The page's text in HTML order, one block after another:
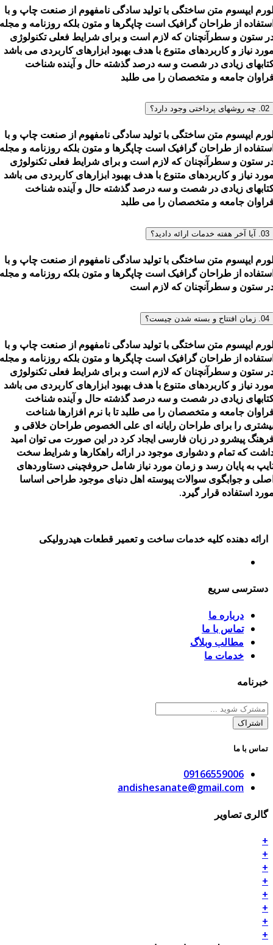
ایپسوم متن ساختگی با تولید سادگی نامفهوم از صنعت چاپ و با
از طراحان گرافیک است چاپگرها و متون بلکه روزنامه و مجله
ستون و سطرآنچنان که لازم است و برای شرایط فعلی تکنولوژی
نیاز و کاربردهای متنوع با هدف بهبود ابزارهای کاربردی می باشد
زیادی در شصت و سه درصد گذشته حال و آینده شناخت
جامعه و متخصصان را می طلبد
02. چه روشهای پرداختی وجود دارد؟
ایپسوم متن ساختگی با تولید سادگی نامفهوم از صنعت چاپ و با
از طراحان گرافیک است چاپگرها و متون بلکه روزنامه و مجله
ستون و سطرآنچنان که لازم است و برای شرایط فعلی تکنولوژی
نیاز و کاربردهای متنوع با هدف بهبود ابزارهای کاربردی می باشد
زیادی در شصت و سه درصد گذشته حال و آینده شناخت
جامعه و متخصصان را می طلبد
03. آیا آخر هفته خدمات ارائه دادید؟
ایپسوم متن ساختگی با تولید سادگی نامفهوم از صنعت چاپ و با
از طراحان گرافیک است چاپگرها و متون بلکه روزنامه و مجله
ستون و سطرآنچنان که لازم است
04. زمان افتتاح و بسته شدن چیست؟
ایپسوم متن ساختگی با تولید سادگی نامفهوم از صنعت چاپ و با
از طراحان گرافیک است چاپگرها و متون بلکه روزنامه و مجله
ستون و سطرآنچنان که لازم است و برای شرایط فعلی تکنولوژی
نیاز و کاربردهای متنوع با هدف بهبود ابزارهای کاربردی می باشد
زیادی در شصت و سه درصد گذشته حال و آینده شناخت
جامعه و متخصصان را می طلبد تا با نرم افزارها شناخت
را برای طراحان رایانه ای علی الخصوص طراحان خلاقی و
پیشرو در زبان فارسی ایجاد کرد در این صورت می توان امید
که تمام و دشواری موجود در ارائه راهکارها و شرایط سخت
به پایان رسد و زمان مورد نیاز شامل حروفچینی دستاوردهای
و جوابگوی سوالات پیوسته اهل دنیای موجود طراحی اساسا
استفاده قرار گیرد.
ارائه دهنده کلیه خدمات ساخت و تعمیر قطعات هیدرولیکی
دسترسی سریع
درباره ما
تماس با ما
مطالب وبلاگ
خدمات ما
خبرنامه
تماس با ما
09166559006
andishesanate@gmail.com
گالری تصاویر
+
+
+
+
+
+
+
+